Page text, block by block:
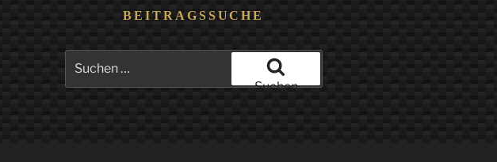
BEITRAGSSUCHE
nach:
Suchen